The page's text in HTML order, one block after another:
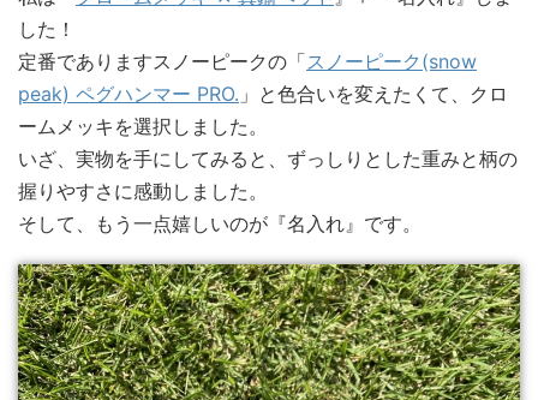
した！
定番でありますスノーピークの「スノーピーク(snow
peak) ペグハンマー PRO. 」と色合いを変えたくて、クロ
ームメッキを選択しました。
いざ、実物を手にしてみると、ずっしりとした重みと柄の
握りやすさに感動しました。
そして、もう一点嬉しいのが『名入れ』です。